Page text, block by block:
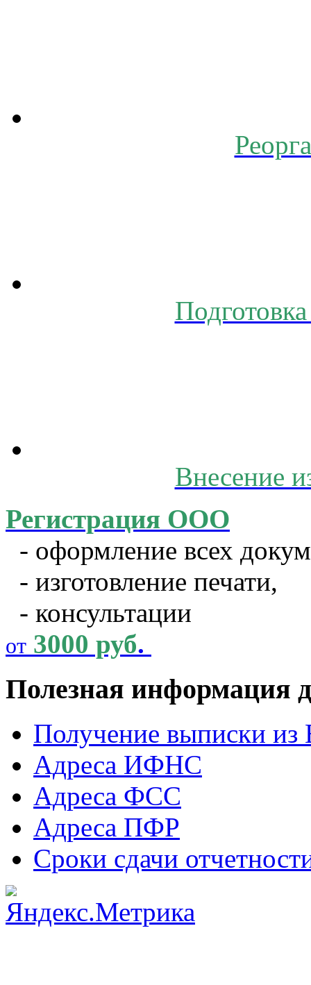
Внесение
Регистрация ООО
- оформление всех
- изготовление печати,
- консультации
от 3000 руб.
Полезная информация
Получение выписки
Адреса ИФНС
Адреса ФСС
Адреса ПФР
Сроки сдачи